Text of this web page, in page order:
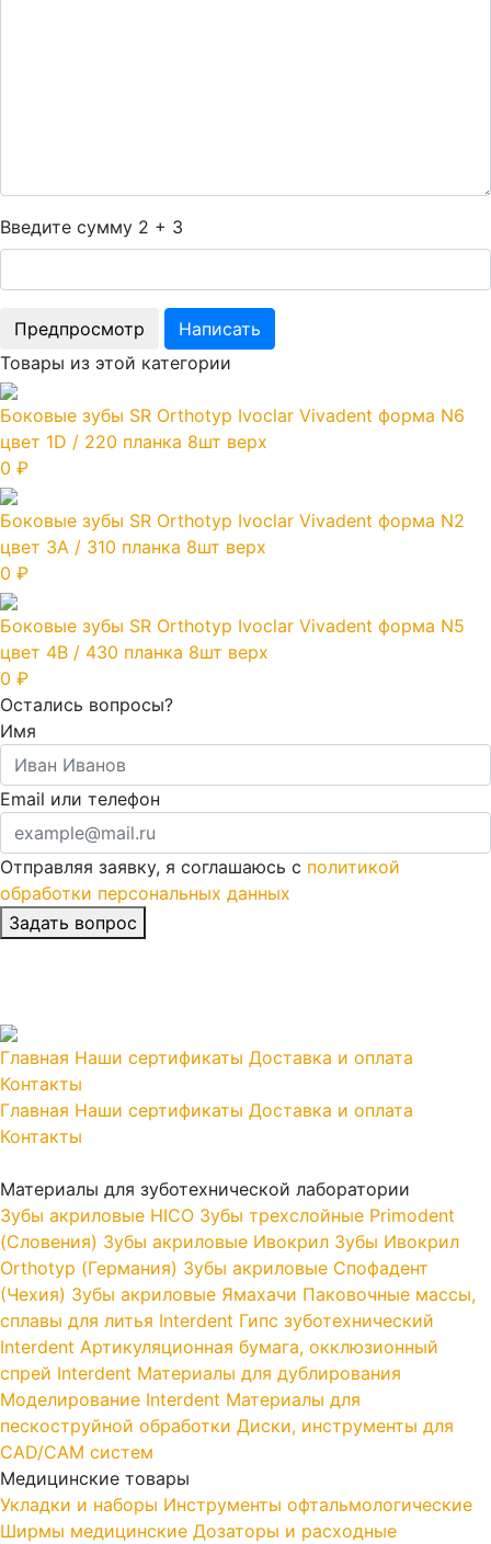
Введите сумму 2 + 3
Товары из этой категории
Боковые зубы SR Orthotyp Ivoclar Vivadent форма N6
цвет 1D / 220 планка 8шт верх
0 ₽
Боковые зубы SR Orthotyp Ivoclar Vivadent форма N2
цвет 3A / 310 планка 8шт верх
0 ₽
Боковые зубы SR Orthotyp Ivoclar Vivadent форма N5
цвет 4B / 430 планка 8шт верх
0 ₽
Остались вопросы?
Имя
Email или телефон
Отправляя заявку, я соглашаюсь с политикой
обработки персональных данных
Главная Наши сертификаты Доставка и оплата
Контакты
Главная Наши сертификаты Доставка и оплата
Контакты
Материалы для зуботехнической лаборатории
Зубы акриловые HICO Зубы трехслойные Primodent
(Словения) Зубы акриловые Ивокрил Зубы Ивокрил
Orthotyp (Германия) Зубы акриловые Спофадент
(Чехия) Зубы акриловые Ямахачи Паковочные массы,
сплавы для литья Interdent Гипс зуботехнический
Interdent Артикуляционная бумага, окклюзионный
спрей Interdent Материалы для дублирования
Моделирование Interdent Материалы для
пескоструйной обработки Диски, инструменты для
CAD/CAM систем
Медицинские товары
Укладки и наборы Инструменты офтальмологические
Ширмы медицинские Дозаторы и расходные